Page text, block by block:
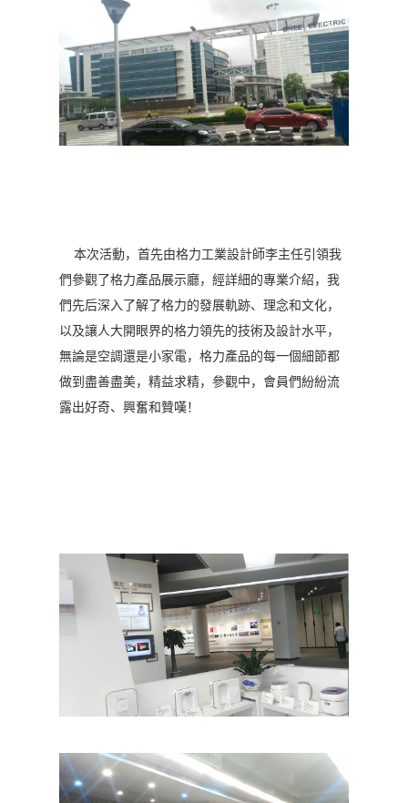
本次活動，首先由格力工業設計師李主任引領我
們參觀了格力產品展示廳，經詳細的專業介紹，我
們先后深入了解了格力的發展軌跡、理念和文化，
以及讓人大開眼界的格力領先的技術及設計水平，
無論是空調還是小家電，格力產品的每一個細節都
做到盡善盡美，精益求精，參觀中，會員們紛紛流
露出好奇、興奮和贊嘆！